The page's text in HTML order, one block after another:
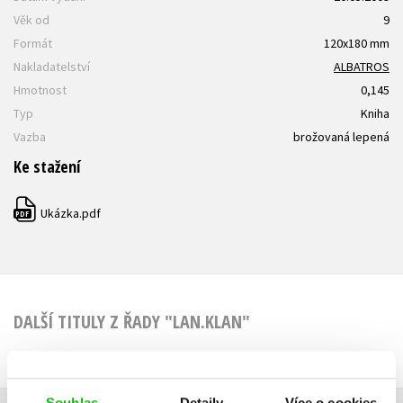
Věk od
9
Formát
120x180 mm
Nakladatelství
ALBATROS
Hmotnost
0,145
Typ
Kniha
Vazba
brožovaná lepená
Ke stažení
PDF Ukázka.pdf
DALŠÍ TITULY Z ŘADY "LAN.KLAN"